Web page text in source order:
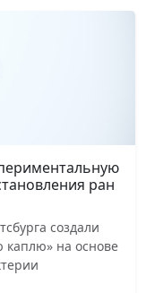
ран
создали
каплю» на основе